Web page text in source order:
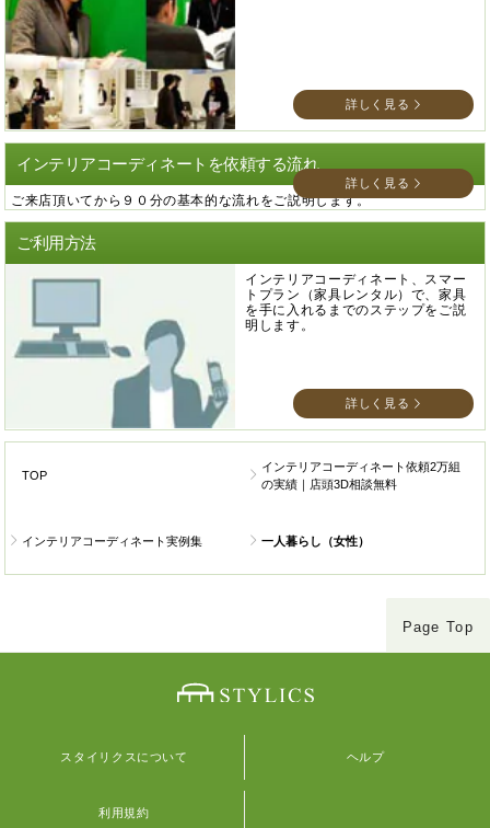
詳しく見る
インテリアコーディネートを依頼する流れ
ご来店頂いてから９０分の基本的な流れをご説明します。
詳しく見る
ご利用方法
インテリアコーディネート、スマー
トプラン（家具レンタル）で、家具
を手に入れるまでのステップをご説
明します。
詳しく見る
TOP
インテリアコーディネート依頼2万組
の実績｜店頭3D相談無料
インテリアコーディネート実例集 一人暮らし（女性）
Page Top
スタイリクスについて ヘルプ
利用規約